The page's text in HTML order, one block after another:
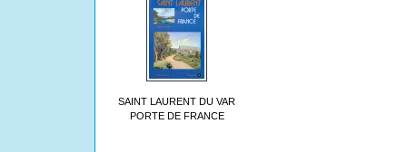
SAINT LAURENT DU VAR
PORTE DE FRANCE